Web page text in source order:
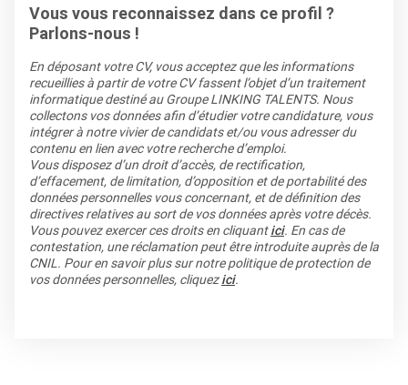
Vous vous reconnaissez dans ce profil ?
Parlons-nous !
En déposant votre CV, vous acceptez que les informations
recueillies à partir de votre CV fassent l’objet d’un traitement
informatique destiné au Groupe LINKING TALENTS. Nous
collectons vos données afin d’étudier votre candidature, vous
intégrer à notre vivier de candidats et/ou vous adresser du
contenu en lien avec votre recherche d’emploi.
Vous disposez d’un droit d’accès, de rectification,
d’effacement, de limitation, d’opposition et de portabilité des
données personnelles vous concernant, et de définition des
directives relatives au sort de vos données après votre décès.
Vous pouvez exercer ces droits en cliquantici. En cas de
contestation, une réclamation peut être introduite auprès de la
CNIL. Pour en savoir plus sur notre politique de protection de
vos données personnelles, cliquezici.